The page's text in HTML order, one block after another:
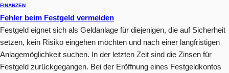
FINANZEN
Fehler beim Festgeld vermeiden
Festgeld eignet sich als Geldanlage für diejenigen, die auf Sicherheit
setzen, kein Risiko eingehen möchten und nach einer langfristigen
Anlagemöglichkeit suchen. In der letzten Zeit sind die Zinsen für
Festgeld zurückgegangen. Bei der Eröffnung eines Festgeldkontos